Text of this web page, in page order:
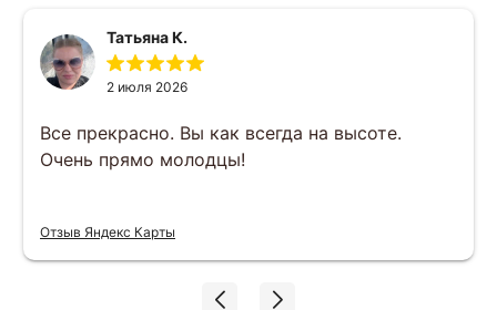
Татьяна К.
2 июля 2026
Все прекрасно. Вы как всегда на высоте.
Очень прямо молодцы!
Отзыв Яндекс Карты